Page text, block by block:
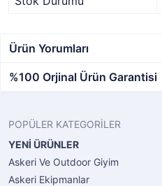
Ürün Yorumları
%100 Orjinal Ürün Garantisi
POPÜLER KATEGORİLER
YENİ ÜRÜNLER
Askeri Ve Outdoor Giyim
Askeri Ekipmanlar